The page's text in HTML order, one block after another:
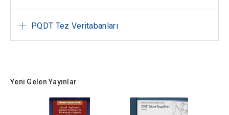
PQDT Tez Veritabanları
Yeni Gelen Yayınlar